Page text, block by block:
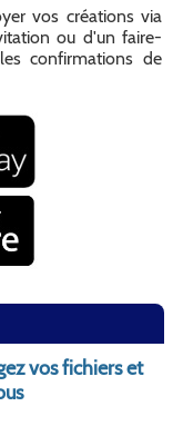
vos créations via
ou d'un faire-
confirmations de
vos fichiers et